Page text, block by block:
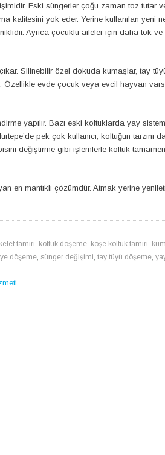
Eski süngerler çoğu zaman toz tutar
kalitesini yok eder. Yerine kullanılan yeni
Ayrıca çocuklu aileler için daha tok ve
Silinebilir özel dokuda kumaşlar, tay
Özellikle evde çocuk veya evcil hayvan
yapılır. Bazı eski koltuklarda yay
pek çok kullanıcı, koltuğun tarzını da
değiştirme gibi işlemlerle koltuk
en mantıklı çözümdür. Atmak yerine
tamiri koltuk döşeme köşe koltuk tamiri
döşeme sünger değişimi tay tüyü döşeme